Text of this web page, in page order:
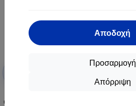
Αποδοχή
Προσαρμογή
Απόρριψη
υγρασίας Avatto WHS20S Tuya IR